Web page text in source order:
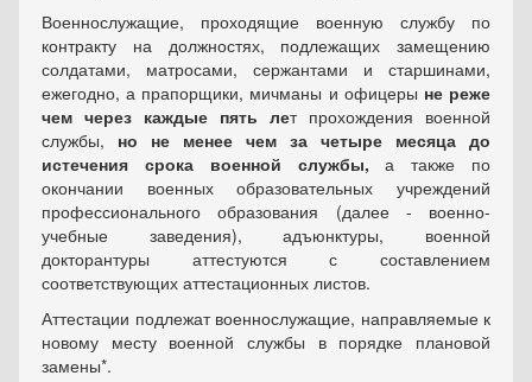
Военнослужащие, проходящие военную службу по
контракту на должностях, подлежащих замещению
солдатами, матросами, сержантами и старшинами,
ежегодно, а прапорщики, мичманы и офицеры не реже
чем через каждые пять лет прохождения военной
службы, но не менее чем за четыре месяца до
истечения срока военной службы, а также по
окончании военных образовательных учреждений
профессионального образования (далее - военно-
учебные заведения), адъюнктуры, военной
докторантуры аттестуются с составлением
соответствующих аттестационных листов.
Аттестации подлежат военнослужащие, направляемые к
новому месту военной службы в порядке плановой
замены*.